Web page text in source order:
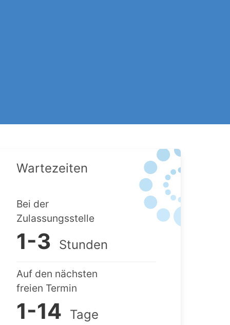
Wartezeiten
Bei der
Zulassungsstelle
1-3 Stunden
Auf den nächsten
freien Termin
1-14 Tage